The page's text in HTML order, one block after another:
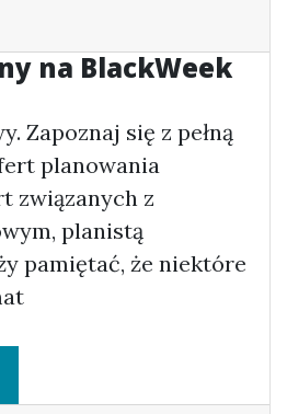
na BlackWeek
Zapoznaj się z pełną
planowania
związanych z
planistą
pamiętać, że niektóre